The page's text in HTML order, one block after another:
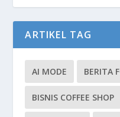
ARTIKEL TAG
AI MODE BERITA
BISNIS COFFEE SHOP